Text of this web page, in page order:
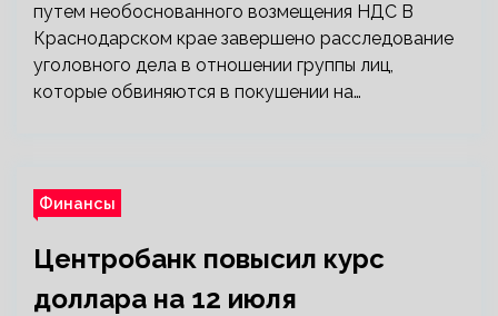
путем необоснованного возмещения НДС В
Краснодарском крае завершено расследование
уголовного дела в отношении группы лиц,
которые обвиняются в покушении на…
Финансы
Центробанк повысил курс
доллара на 12 июля